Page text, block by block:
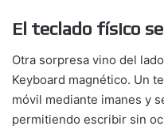
El teclado físico
Otra sorpresa vino del
Keyboard magnético. Un
móvil mediante imanes y
permitiendo escribir sin